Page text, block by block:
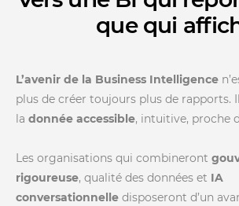
que qui
L’avenir de la Business Intelligence
plus de créer toujours plus de rapports.
la donnée accessible, intuitive, proche
Les organisations qui combineront
rigoureuse, qualité des données et IA
conversationnelle disposeront d’un